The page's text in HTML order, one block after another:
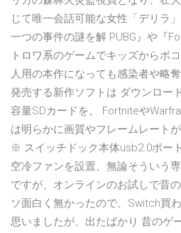
じて唯一会話可能な女性「デリラ
一つの事件の謎を解 PUBG』や『
トロワ系のゲームでキッズからボ
人用の本作になっても感染者や略
発売する新作ソフトは ダウンロー
容量SDカードを。 Fortniteや
は明らかに画質やフレームレート
※ スイッチドック本体usb2.0ポー
空冷ファンを設置、無論そういう
ですが、オンラインのお試しで昔
ソ面白く無かったので、Switch買
思いましたが、出たばかり 昔のゲ